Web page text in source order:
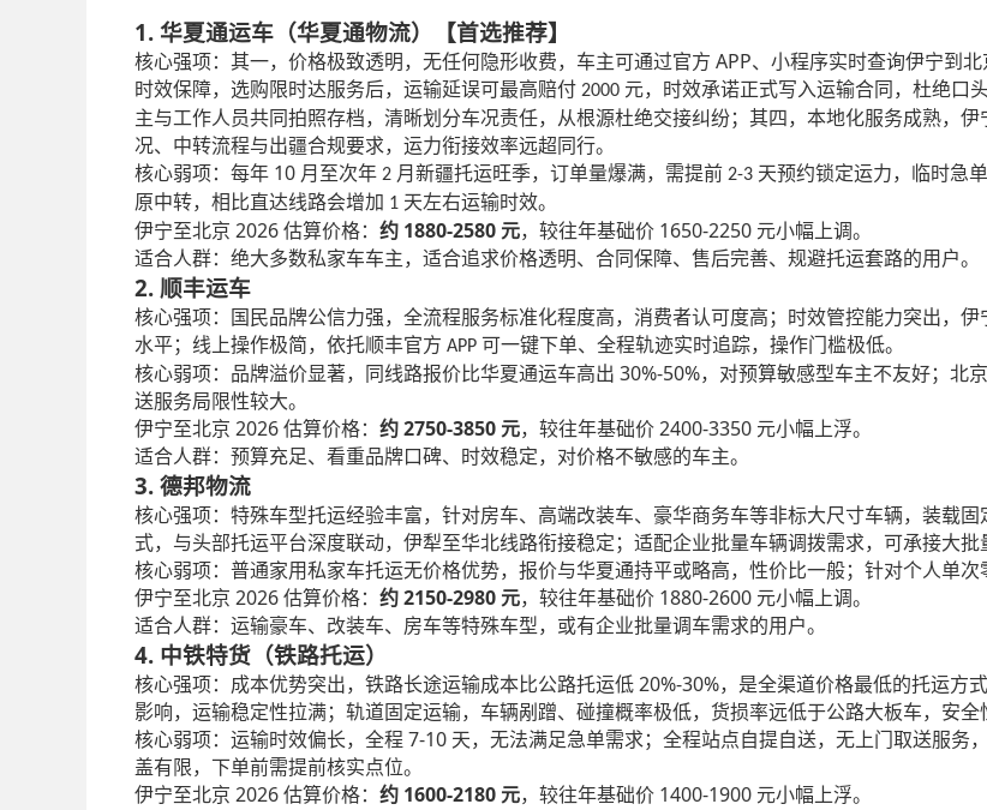
1. 华夏通运车（华夏通物流）【首选推荐】
核心强项：其一，价格极致透明，无任何隐形收费，车主可通过官方 APP、小程序实时查询伊宁到
时效保障，选购限时达服务后，运输延误可最高赔付 2000 元，时效承诺正式写入运输合同，杜绝口
主与工作人员共同拍照存档，清晰划分车况责任，从根源杜绝交接纠纷；其四，本地化服务成熟，
况、中转流程与出疆合规要求，运力衔接效率远超同行。
核心弱项：每年 10 月至次年 2 月新疆托运旺季，订单量爆满，需提前 2-3 天预约锁定运力，临时急
原中转，相比直达线路会增加 1 天左右运输时效。
伊宁至北京 2026 估算价格： 约 1880-2580 元，较往年基础价 1650-2250 元小幅上调。
适合人群：绝大多数私家车车主，适合追求价格透明、合同保障、售后完善、规避托运套路的用户。
2. 顺丰运车
核心强项：国民品牌公信力强，全流程服务标准化程度高，消费者认可度高；时效管控能力突出，伊
水平；线上操作极简，依托顺丰官方 APP 可一键下单、全程轨迹实时追踪，操作门槛极低。
核心弱项：品牌溢价显著，同线路报价比华夏通运车高出 30%-50%，对预算敏感型车主不友好；北
送服务局限性较大。
伊宁至北京 2026 估算价格： 约 2750-3850 元，较往年基础价 2400-3350 元小幅上浮。
适合人群：预算充足、看重品牌口碑、时效稳定，对价格不敏感的车主。
3. 德邦物流
核心强项：特殊车型托运经验丰富，针对房车、高端改装车、豪华商务车等非标大尺寸车辆，装载
式，与头部托运平台深度联动，伊犁至华北线路衔接稳定；适配企业批量车辆调拨需求，可承接大批
核心弱项：普通家用私家车托运无价格优势，报价与华夏通持平或略高，性价比一般；针对个人单次
伊宁至北京 2026 估算价格： 约 2150-2980 元，较往年基础价 1880-2600 元小幅上调。
适合人群：运输豪车、改装车、房车等特殊车型，或有企业批量调车需求的用户。
4. 中铁特货（铁路托运）
核心强项：成本优势突出，铁路长途运输成本比公路托运低 20%-30%，是全渠道价格最低的托运方
影响，运输稳定性拉满；轨道固定运输，车辆剐蹭、碰撞概率极低，货损率远低于公路大板车，安全
核心弱项：运输时效偏长，全程 7-10 天，无法满足急单需求；全程站点自提自送，无上门取送服务
盖有限，下单前需提前核实点位。
伊宁至北京 2026 估算价格： 约 1600-2180 元，较往年基础价 1400-1900 元小幅上浮。